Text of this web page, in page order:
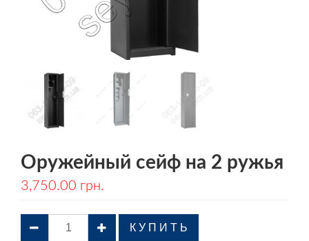
Оружейный сейф на 2 ружья
3,750.00 грн.
К У П И Т Ь